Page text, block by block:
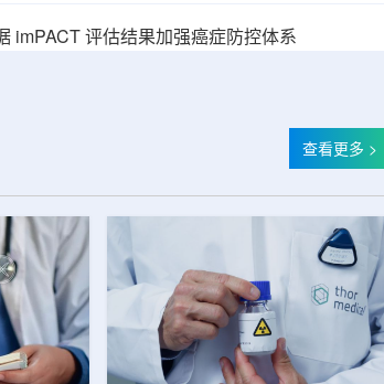
imPACT 评估结果加强癌症防控体系
查看更多 >